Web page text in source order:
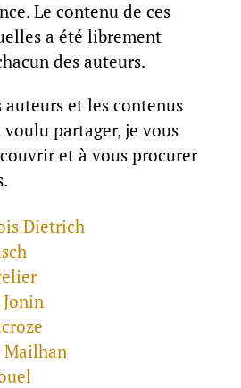
Le contenu de ces
a été librement
des auteurs.
auteurs et les contenus
partager, je vous
et à vous procurer
Dietrich
Mailhan